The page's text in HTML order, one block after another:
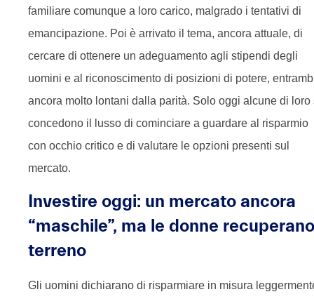
familiare comunque a loro carico, malgrado i tentativi di
emancipazione. Poi è arrivato il tema, ancora attuale, di
cercare di ottenere un adeguamento agli stipendi degli
uomini e al riconoscimento di posizioni di potere,
ancora molto lontani dalla parità. Solo oggi alcune di loro
concedono il lusso di cominciare a guardare al risparmio
con occhio critico e di valutare le opzioni presenti sul
mercato.
Investire oggi: un mercato ancora
“maschile”, ma le donne recuperano
terreno
Gli uomini dichiarano di risparmiare in misura